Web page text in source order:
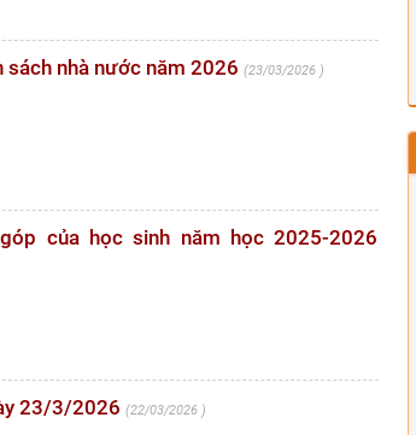
sách nhà nước năm 2026 23/03/2026
của học sinh năm học 2025-2026
23/3/2026 22/03/2026